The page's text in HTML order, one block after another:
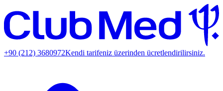
+90 (212) 3680972Kendi tarifeniz üzerinden ücretlendirilirsiniz.